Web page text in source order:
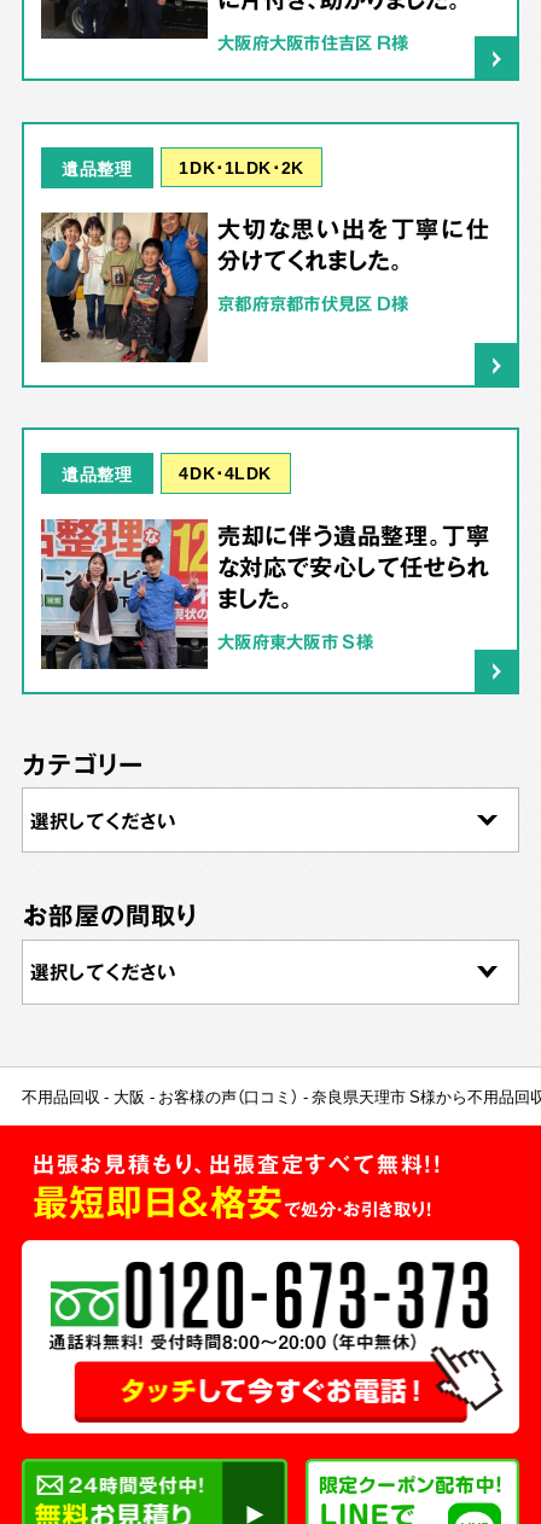
大阪府大阪市住吉区 R様
遺品整理 1DK･1LDK･2K
大切な思い出を丁寧に仕
分けてくれました。
京都府京都市伏見区 D様
遺品整理 4DK･4LDK
売却に伴う遺品整理。丁寧
な対応で安心して任せられ
ました。
大阪府東大阪市 S様
カテゴリー
お部屋の間取り
不用品回収 大阪 お客様の声（口コミ） 奈良県天理市 S様から不用品回
出張お見積もり、出張査定すべて無料!!
最短即日＆格安で処分・お引き取り！